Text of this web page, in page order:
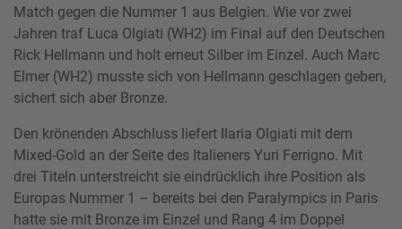
Match gegen die Nummer 1 aus Belgien. Wie vor zwei
Jahren traf Luca Olgiati (WH2) im Final auf den Deutschen
Rick Hellmann und holt erneut Silber im Einzel. Auch Marc
Elmer (WH2) musste sich von Hellmann geschlagen geben,
sichert sich aber Bronze.
Den krönenden Abschluss liefert Ilaria Olgiati mit dem
Mixed-Gold an der Seite des Italieners Yuri Ferrigno. Mit
drei Titeln unterstreicht sie eindrücklich ihre Position als
Europas Nummer 1 – bereits bei den Paralympics in Paris
hatte sie mit Bronze im Einzel und Rang 4 im Doppel